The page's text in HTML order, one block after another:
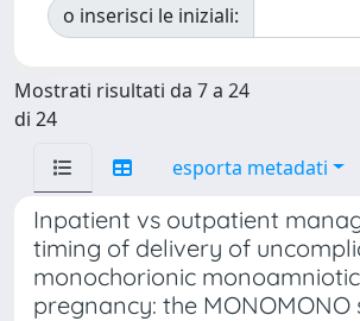
o inserisci le iniziali:
Mostrati risultati da 7 a 24
di 24
esporta metadati
Inpatient vs outpatient
timing of delivery of
monochorionic
pregnancy: the MONOMONO